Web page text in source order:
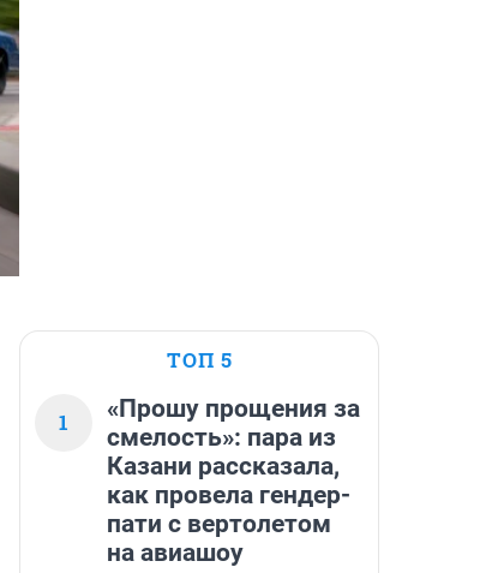
ТОП 5
1
«Прошу прощения за
смелость»: пара из
Казани рассказала,
как провела гендер-
пати с вертолетом
на авиашоу